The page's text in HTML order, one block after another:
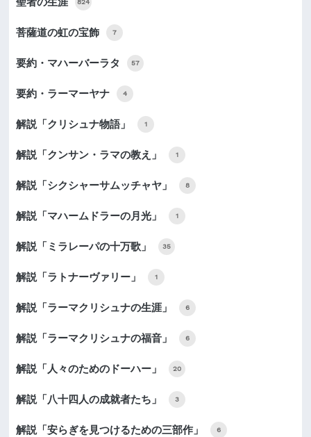
824
菩薩道の虹の宝飾 7
要約・マハーバーラタ 57
要約・ラーマーヤナ 4
解説「クリシュナ物語」 1
解説「クンサン・ラマの教え」 1
解説「シクシャーサムッチャヤ」 8
解説「マハームドラーの月光」 1
解説「ミラレーパの十万歌」 35
解説「ラトナーヴァリー」 1
解説「ラーマクリシュナの生涯」 6
解説「ラーマクリシュナの福音」 6
解説「人々のためのドーハー」 20
解説「八十四人の成就者たち」 3
解説「安らぎを見つけるための三部作」 6